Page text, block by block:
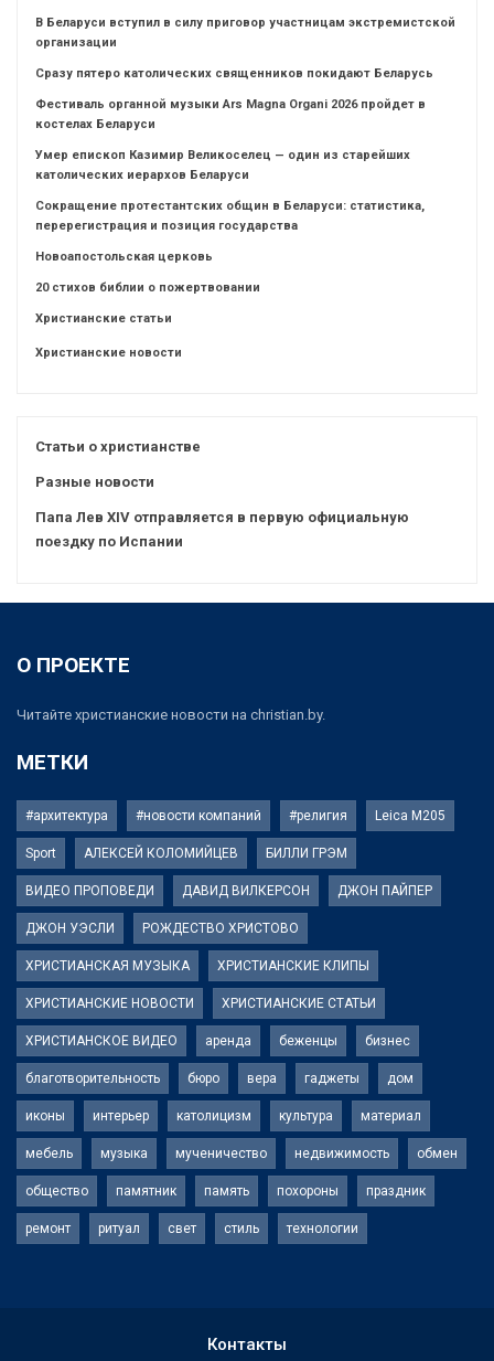
В Беларуси вступил в силу приговор участницам экстремистской
организации
Сразу пятеро католических священников покидают Беларусь
Фестиваль органной музыки Ars Magna Organi 2026 пройдет в
костелах Беларуси
Умер епископ Казимир Великоселец — один из старейших
католических иерархов Беларуси
Сокращение протестантских общин в Беларуси: статистика,
перерегистрация и позиция государства
Новоапостольская церковь
20 стихов библии о пожертвовании
Христианские статьи
Христианские новости
Статьи о христианстве
Разные новости
Папа Лев XIV отправляется в первую официальную
поездку по Испании
О ПРОЕКТЕ
Читайте христианские новости на christian.by.
МЕТКИ
#архитектура #новости компаний #религия Leica M205
Sport АЛЕКСЕЙ КОЛОМИЙЦЕВ БИЛЛИ ГРЭМ
ВИДЕО ПРОПОВЕДИ ДАВИД ВИЛКЕРСОН ДЖОН ПАЙПЕР
ДЖОН УЭСЛИ РОЖДЕСТВО ХРИСТОВО
ХРИСТИАНСКАЯ МУЗЫКА ХРИСТИАНСКИЕ КЛИПЫ
ХРИСТИАНСКИЕ НОВОСТИ ХРИСТИАНСКИЕ СТАТЬИ
ХРИСТИАНСКОЕ ВИДЕО аренда беженцы бизнес
благотворительность бюро вера гаджеты дом
иконы интерьер католицизм культура материал
мебель музыка мученичество недвижимость обмен
общество памятник память похороны праздник
ремонт ритуал свет стиль технологии
Контакты